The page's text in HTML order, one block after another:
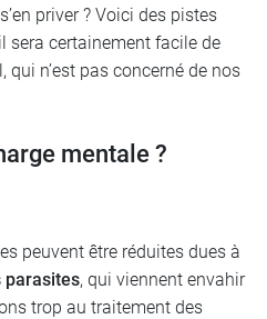
priver ? Voici des pistes
sera certainement facile de
qui n’est pas concerné de nos
mentale ?
peuvent être réduites dues à
parasites, qui viennent envahir
trop au traitement des